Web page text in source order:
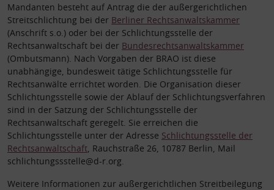
Mandanten besteht auf Antrag die der außergerichtlichen
Streitschlichtung bei der Berliner Rechtsanwaltskammer
(Anschrift s.o.) oder bei der Schlichtungsstelle der
Rechtsanwaltschaft bei der Bundesrechtsanwaltskammer
(Ombutsmann). Nach Vorgaben der BRAO ist diese
unabhängige, bundesweit tätige Schlichtungsstelle für
Rechtsanwälte errichtet worden. Die Organisation dieser
Schlichtungsstelle sowie der Ablauf der Schlichtungsverfahren
sind in der Satzung der Schlichtungsstelle der
Rechtsanwaltschaft geregelt. Sie erreichen die
Schlichtungsstelle unter der Adresse Schlichtungsstelle der
Rechtsanwaltschaft , Rauchstraße 26, 10787 Berlin, Mail
schlichtungssstelle@d-r.org.
Weitere Informationen zur außergerichtlichen Streitbeilegung